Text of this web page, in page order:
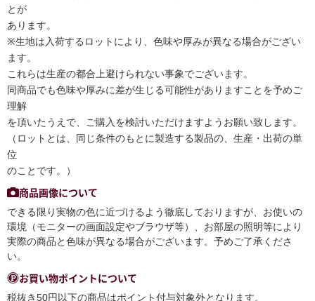
とが
あります。
※生地は入荷するロットにより、色味や厚みが異なる場合がござい
ます。
これらは生産の都合上避けられない事象でございます。
同商品でも色味や厚みに差が生じる可能性がありますことを予めご
理解
を頂いたうえで、ご購入を検討いただけますようお願い致します。
（ロットとは、同じ条件のもとに製造する製品の、生産・出荷の単
位
のことです。）
商品画像について
できる限り実物の色に近づけるよう徹底しておりますが、お使いの
環境（モニターの画面設定やブラウザ等）、お部屋の照明等により
実際の商品と色味が異なる場合がございます。予めご了承くださ
い。
お買い物ポイントについて
税抜き50円以下の商品はポイント付与対象外となります。